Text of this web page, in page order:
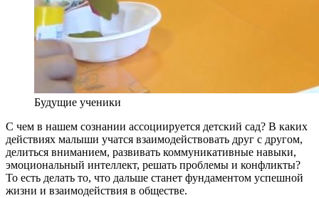
Будущие ученики
С чем в нашем сознании ассоциируется детский сад? В каких
действиях малыши учатся взаимодействовать друг с другом,
делиться вниманием, развивать коммуникативные навыки,
эмоциональный интеллект, решать проблемы и конфликты?
То есть делать то, что дальше станет фундаментом успешной
жизни и взаимодействия в обществе.